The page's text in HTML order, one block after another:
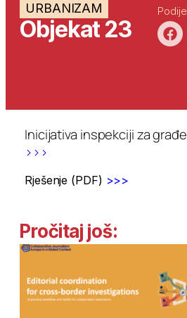
URBANIZAM
Objekat 23
Inicijativa inspekciji za
>>>
Rješenje (PDF) >>>
Pročitaj još: